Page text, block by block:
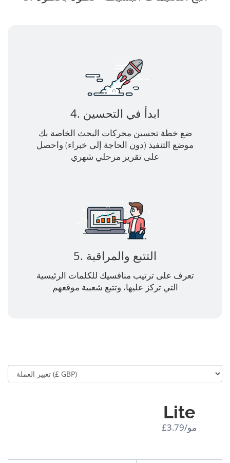
4. ابدأ في التحسين
ضع خطة تحسين محركات البحث الخاصة بك
موضع التنفيذ (دون الحاجة إلى خبراء) واحصل
على تقرير مرحلي شهري
5. التتبع والمراقبة
تعرف على ترتيب منافسيك للكلمات الرئيسية
التي تركز عليها، وتتبع شعبية موقعهم
Lite
£3.79/مو